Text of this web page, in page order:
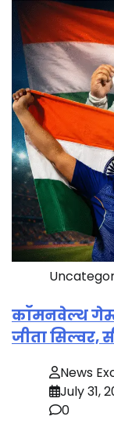
कॉमनवेल्थ
जीता सिल्वर,
News
July 31,
0